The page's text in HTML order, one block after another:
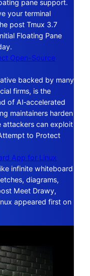
pane support.
your terminal
post Tmux 3.7
Floating Pane
Open-Source
backed by many
firms, is the
of AI‑accelerated
maintainers harden
can exploit
to Protect
App for Linux
infinite whiteboard
diagrams,
Meet Drawy,
appeared first on